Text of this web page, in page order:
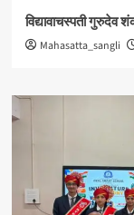
विद्यावाचस्पती गुरुदेव
Mahasatta_sangli